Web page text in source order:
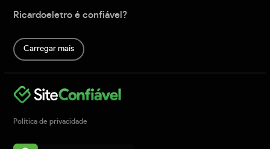
Ricardoeletro é confiável?
Carregar mais
Política de privacidade